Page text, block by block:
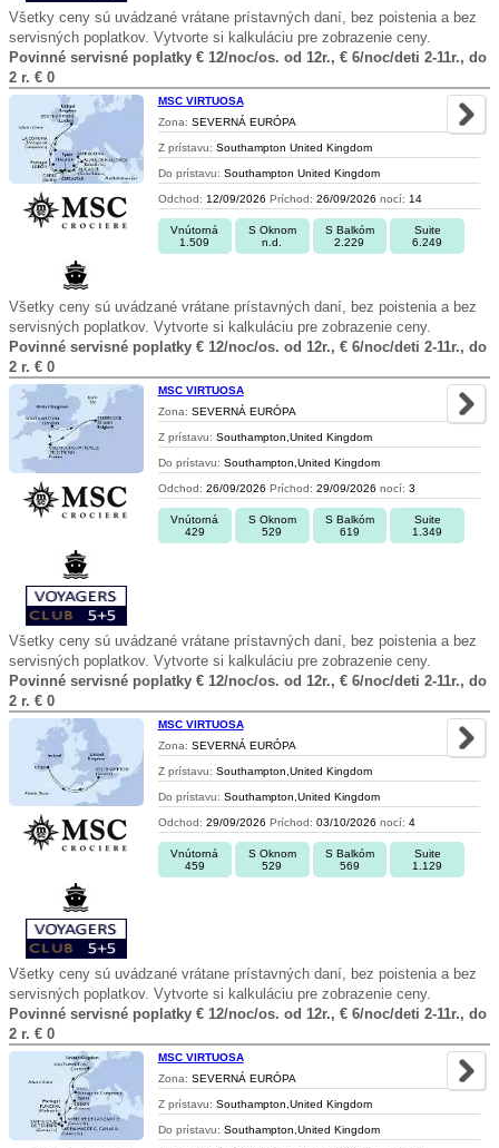
Všetky ceny sú uvádzané vrátane prístavných daní, bez poistenia a bez
servisných poplatkov. Vytvorte si kalkuláciu pre zobrazenie ceny.
Povinné servisné poplatky € 12/noc/os. od 12r., € 6/noc/deti 2-11r., do
2 r. € 0
MSC VIRTUOSA
Zona: SEVERNÁ EURÓPA
Z prístavu: Southampton United Kingdom
Do prístavu: Southampton United Kingdom
Odchod: 12/09/2026 Príchod: 26/09/2026 nocí: 14
Vnútorná
1.509
S Oknom
n.d.
S Balkóm
2.229
Suite
6.249
Všetky ceny sú uvádzané vrátane prístavných daní, bez poistenia a bez
servisných poplatkov. Vytvorte si kalkuláciu pre zobrazenie ceny.
Povinné servisné poplatky € 12/noc/os. od 12r., € 6/noc/deti 2-11r., do
2 r. € 0
MSC VIRTUOSA
Zona: SEVERNÁ EURÓPA
Z prístavu: Southampton,United Kingdom
Do prístavu: Southampton,United Kingdom
Odchod: 26/09/2026 Príchod: 29/09/2026 nocí: 3
Vnútorná
429
S Oknom
529
S Balkóm
619
Suite
1.349
Všetky ceny sú uvádzané vrátane prístavných daní, bez poistenia a bez
servisných poplatkov. Vytvorte si kalkuláciu pre zobrazenie ceny.
Povinné servisné poplatky € 12/noc/os. od 12r., € 6/noc/deti 2-11r., do
2 r. € 0
MSC VIRTUOSA
Zona: SEVERNÁ EURÓPA
Z prístavu: Southampton,United Kingdom
Do prístavu: Southampton,United Kingdom
Odchod: 29/09/2026 Príchod: 03/10/2026 nocí: 4
Vnútorná
459
S Oknom
529
S Balkóm
569
Suite
1.129
Všetky ceny sú uvádzané vrátane prístavných daní, bez poistenia a bez
servisných poplatkov. Vytvorte si kalkuláciu pre zobrazenie ceny.
Povinné servisné poplatky € 12/noc/os. od 12r., € 6/noc/deti 2-11r., do
2 r. € 0
MSC VIRTUOSA
Zona: SEVERNÁ EURÓPA
Z prístavu: Southampton,United Kingdom
Do prístavu: Southampton,United Kingdom